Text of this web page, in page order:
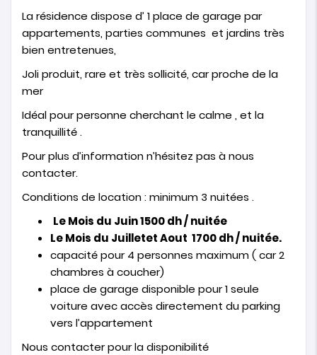
La résidence dispose d’ 1 place de garage par
appartements, parties communes et jardins très
bien entretenues,
Joli produit, rare et très sollicité, car proche de la
mer
Idéal pour personne cherchant le calme , et la
tranquillité .
Pour plus d’information n’hésitez pas à nous
contacter.
Conditions de location : minimum 3 nuitées .
Le Mois du Juin 1500 dh / nuitée
Le Mois du Juilletet Aout 1700 dh / nuitée.
capacité pour 4 personnes maximum ( car 2
chambres à coucher)
place de garage disponible pour 1 seule
voiture avec accès directement du parking
vers l’appartement
Nous contacter pour la disponibilité